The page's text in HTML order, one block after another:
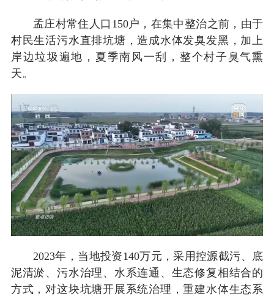
孟庄村常住人口150户，在集中整治之前，由于
村民生活污水直排坑塘，造成水体发臭发黑，加上
岸边垃圾遍地，夏季南风一刮，整个村子臭气熏
天。
2023年，当地投资140万元，采用控源截污、底
泥清淤、污水治理、水系连通、生态修复相结合的
方式，对这块坑塘开展系统治理，重建水体生态系